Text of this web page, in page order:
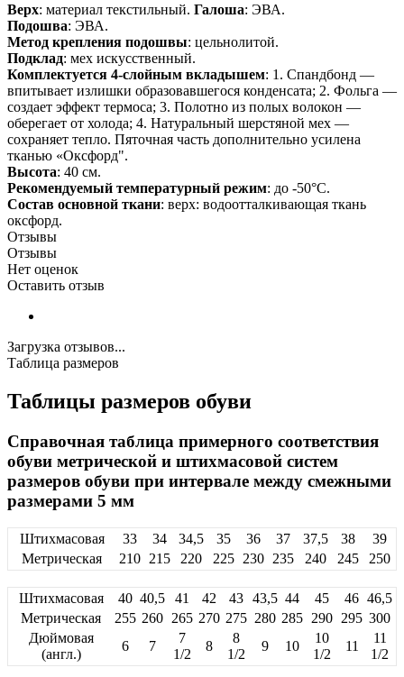
Верх: материал текстильный. Галоша: ЭВА.
Подошва: ЭВА.
Метод крепления подошвы: цельнолитой.
Подклад: мех искусственный.
Комплектуется 4-слойным вкладышем: 1. Спандбонд —
впитывает излишки образовавшегося конденсата; 2. Фольга —
создает эффект термоса; 3. Полотно из полых волокон —
оберегает от холода; 4. Натуральный шерстяной мех —
сохраняет тепло. Пяточная часть дополнительно усилена
тканью «Оксфорд".
Высота: 40 см.
Рекомендуемый температурный режим: до -50°С.
Состав основной ткани: верх: водоотталкивающая ткань
оксфорд.
Отзывы
Отзывы
Нет оценок
Оставить отзыв
Загрузка отзывов...
Таблица размеров
Таблицы размеров обуви
Справочная таблица примерного соответствия
обуви метрической и штихмасовой систем
размеров обуви при интервале между смежными
размерами 5 мм
Штихмасовая 33 34 34,5 35 36 37 37,5 38
39
Метрическая
210 215 220 225 230 235 240 245 250
Штихмасовая 40 40,5 41 42 43 43,5 44 45 46 46,5
Метрическая
255 260 265 270 275 280 285 290 295 300
Дюймовая
(англ.)
6 7
7
1/2
8
8
1/2
9 10
10
1/2
11
11
1/2